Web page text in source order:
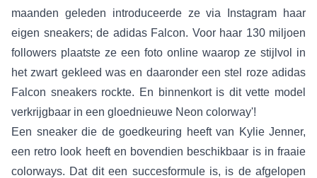
maanden geleden introduceerde ze via Instagram haar
eigen sneakers; de adidas Falcon. Voor haar 130 miljoen
followers plaatste ze een foto online waarop ze stijlvol in
het zwart gekleed was en daaronder een stel roze adidas
Falcon sneakers rockte. En binnenkort is dit vette model
verkrijgbaar in een gloednieuwe Neon colorway'!
Een sneaker die de goedkeuring heeft van Kylie Jenner,
een retro look heeft en bovendien beschikbaar is in fraaie
colorways. Dat dit een succesformule is, is de afgelopen